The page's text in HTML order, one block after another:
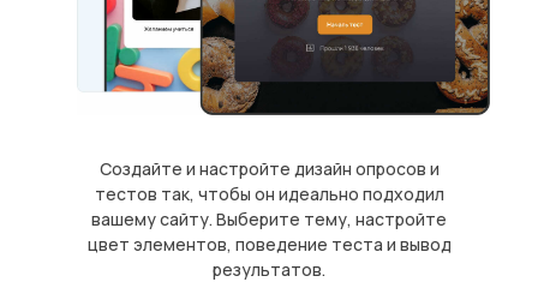
Создайте и настройте дизайн опросов и
тестов так, чтобы он идеально подходил
вашему сайту. Выберите тему, настройте
цвет элементов, поведение теста и вывод
результатов.